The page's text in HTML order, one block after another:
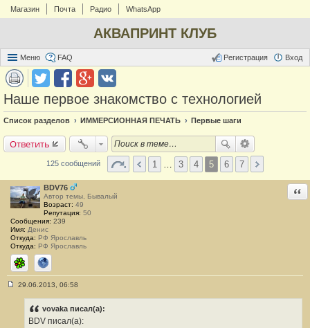
Магазин Почта Радио WhatsApp
АКВАПРИНТ КЛУБ
Меню FAQ Вход
Регистрация
Наше первое знакомство с технологией
Список разделов ИММЕРСИОННАЯ ПЕЧАТЬ Первые шаги
Ответить
125 сообщений 1 3 4 5 6 7
BDV76
Автор темы, Бывалый
Возраст: 49
Репутация: 50
Сообщения: 239
Имя: Денис
Откуда: РФ Ярославль
Откуда: РФ Ярославль
ICQ Сайт
29.06.2013, 06:58
vovaka писал(а):
BDV писал(а):